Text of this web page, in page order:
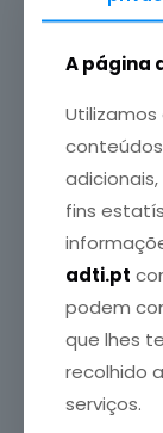
6 Agosto, 2026
Congresso
janeiro de
Leia mais
A página
fins
adti.pt
podem
que lhes
recolhido
serviços.